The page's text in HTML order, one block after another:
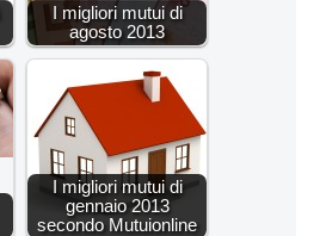
I migliori mutui di
agosto 2013
I migliori mutui di
gennaio 2013
secondo Mutuionline